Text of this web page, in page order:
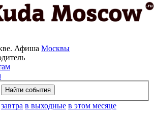
Афиша Москвы
завтра в выходные в этом месяце